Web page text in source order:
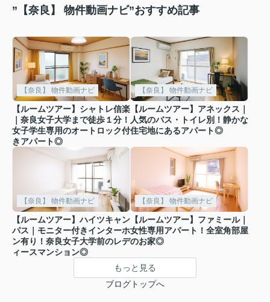
”【奈良】 物件動画ナビ”おすすめ記事
【奈良】 物件動画ナビ
【ルームツアー】シャトレ信楽
｜奈良女子大学まで徒歩１分！
女子学生専用のオートロック付
きアパート◎
【奈良】 物件動画ナビ
【ルームツアー】アネックス｜
人気のバス・トイレ別！静かな
住宅地にあるアパート◎
【奈良】 物件動画ナビ
【ルームツアー】ハイツキャン
パス｜モニター付きインターホ
ン有り！奈良女子大学前のレデ
ィースマンション◎
【奈良】 物件動画ナビ
【ルームツアー】ファミール｜
女性専用アパート！全室角部屋
のお家◎
もっと見る
ブログトップへ